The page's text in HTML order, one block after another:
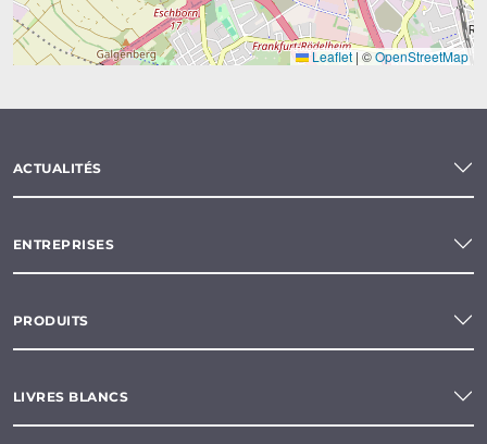
Leaflet | ©OpenStreetMap
ACTUALITÉS
ENTREPRISES
PRODUITS
LIVRES BLANCS